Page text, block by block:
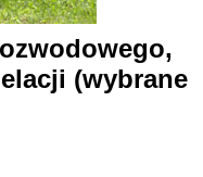
(wybrane